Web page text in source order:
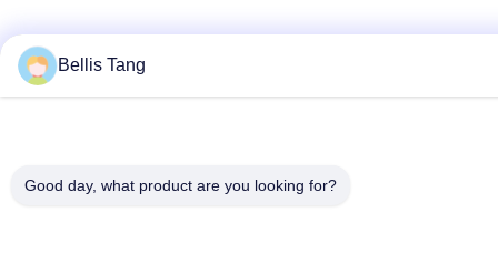
Bellis Tang
Good day, what product are you looking for?